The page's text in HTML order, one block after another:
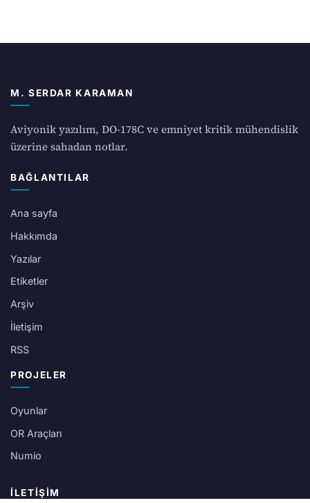
M. SERDAR KARAMAN
Aviyonik yazılım, DO-178C ve emniyet kritik mühendislik
üzerine sahadan notlar.
BAĞLANTILAR
Ana sayfa
Hakkımda
Yazılar
Etiketler
Arşiv
İletişim
RSS
PROJELER
Oyunlar
OR Araçları
Numio
İLETIŞIM